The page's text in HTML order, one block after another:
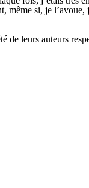
même si, je
de leurs auteurs